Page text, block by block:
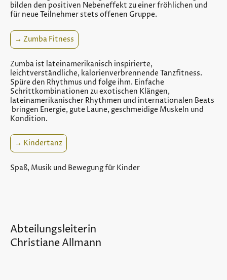
bilden den positiven Nebeneffekt zu einer fröhlichen und
für neue Teilnehmer stets offenen Gruppe.
→ Zumba Fitness
Zumba ist lateinamerikanisch inspirierte,
leichtverständliche, kalorienverbrennende Tanzfitness.
Spüre den Rhythmus und folge ihm. Einfache
Schrittkombinationen zu exotischen Klängen,
lateinamerikanischer Rhythmen und internationalen Beats
bringen Energie, gute Laune, geschmeidige Muskeln und
Kondition.
→ Kindertanz
Spaß, Musik und Bewegung für Kinder
Abteilungsleiterin
Christiane Allmann